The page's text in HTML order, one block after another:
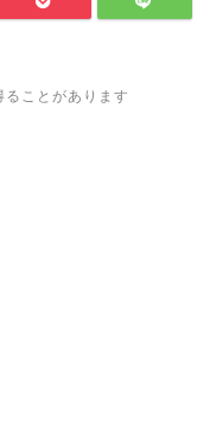
ことがあります